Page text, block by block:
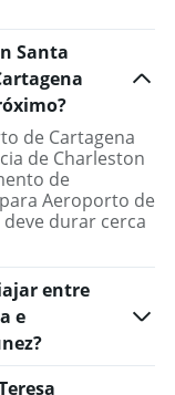
Santa
de Cartagena
de Charleston
de
Aeroporto de
deve durar cerca
entre
e